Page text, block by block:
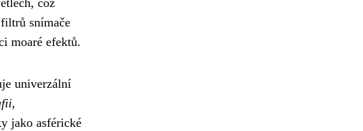
což
snímače
moaré efektů.
univerzální
jako asférické